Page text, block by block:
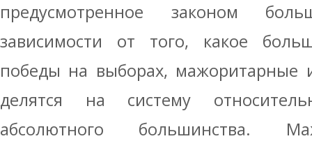
предусмотренное законом
зависимости от того, какое
победы на выборах, мажоритарные
делятся на систему
абсолютного большинства.